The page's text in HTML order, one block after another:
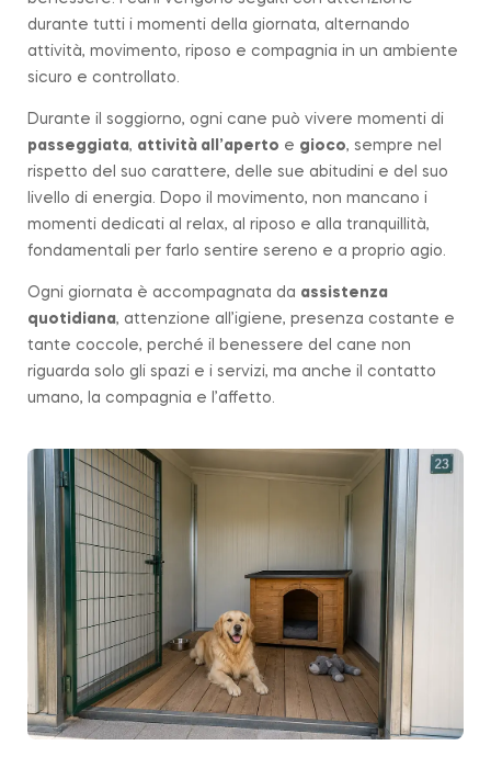
durante tutti i momenti della giornata, alternando
attività, movimento, riposo e compagnia in un ambiente
sicuro e controllato.
Durante il soggiorno, ogni cane può vivere momenti di
passeggiata, attività all’aperto e gioco, sempre nel
rispetto del suo carattere, delle sue abitudini e del suo
livello di energia. Dopo il movimento, non mancano i
momenti dedicati al relax, al riposo e alla tranquillità,
fondamentali per farlo sentire sereno e a proprio agio.
Ogni giornata è accompagnata da assistenza
quotidiana, attenzione all’igiene, presenza costante e
tante coccole, perché il benessere del cane non
riguarda solo gli spazi e i servizi, ma anche il contatto
umano, la compagnia e l’affetto.